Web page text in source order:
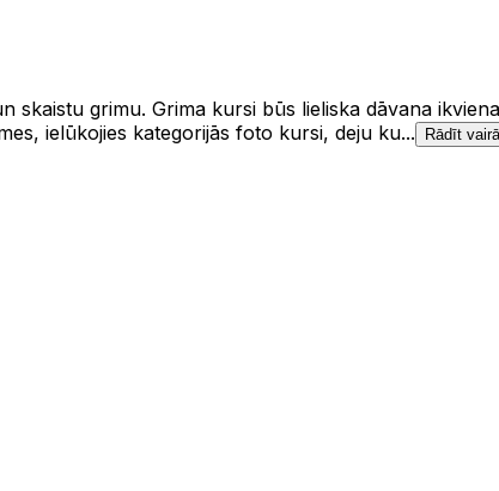
skaistu grimu. Grima kursi būs lieliska dāvana
ielūkojies kategorijās foto kursi, deju ku...
Rādīt